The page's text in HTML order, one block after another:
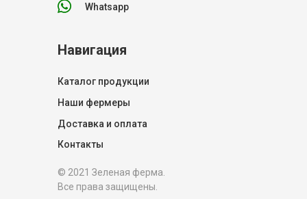
© 2021 Зеленая ферма.
Все права защищены.
Наши фермеры
Доставка и оплата
Контакты
Каталог продукции
Whatsapp
Навигация